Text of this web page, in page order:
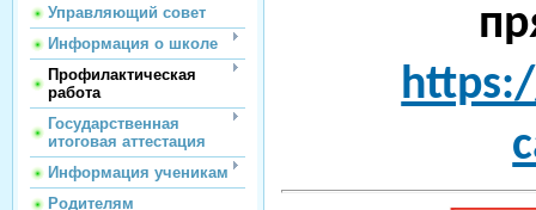
Управляющий совет
Информация о школе
Профилактическая
работа
Государственная
итоговая аттестация
Информация ученикам
Родителям